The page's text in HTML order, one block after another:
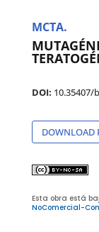
MCTA.
DOI: 10.35407/
DOWNLOAD
Esta obra está
NoComercial-